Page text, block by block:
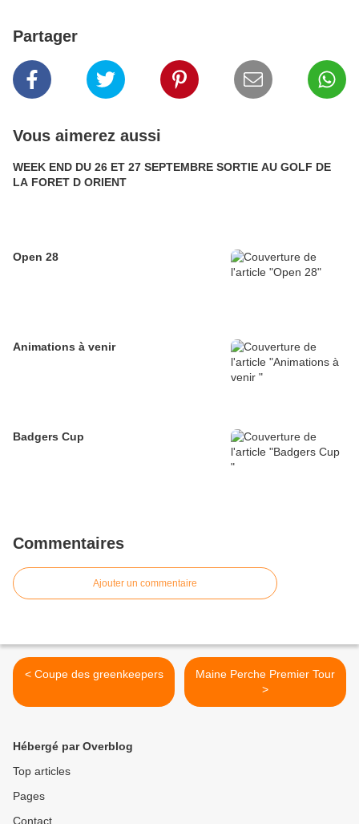
Partager
Vous aimerez aussi
WEEK END DU 26 ET 27 SEPTEMBRE SORTIE AU GOLF DE
LA FORET D ORIENT
Open 28
Animations à venir
Badgers Cup
Commentaires
Ajouter un commentaire
< Coupe des greenkeepers
Maine Perche Premier Tour
>
Hébergé par Overblog
Top articles
Pages
Contact